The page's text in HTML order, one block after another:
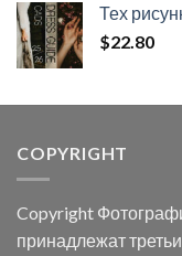
Тех
$22.80
COPYRIGHT
Copyright
принадлежат